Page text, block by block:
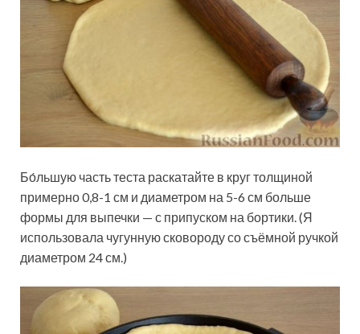
Бо́льшую часть теста раскатайте в круг толщиной
примерно 0,8-1 см и диаметром на 5-6 см больше
формы для выпечки — с припуском на бортики. (Я
использовала чугунную сковороду со съёмной ручкой
диаметром 24 см.)